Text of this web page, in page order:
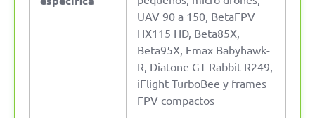
UAV 90 a 150, BetaFPV
HX115 HD, Beta85X,
Beta95X, Emax Babyhawk-
R, Diatone GT-Rabbit R249,
iFlight TurboBee y frames
FPV compactos